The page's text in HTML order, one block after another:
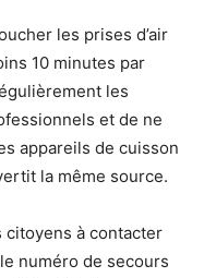
les prises d’air
10 minutes par
les
et de ne
appareils de cuisson
la même source.
à contacter
numéro de secours